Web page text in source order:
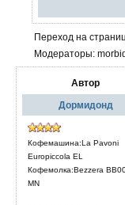
Переход на
Модераторы:
Автор
Дормидонд
Кофемашина:La Pavoni
Europiccola EL
Кофемолка:Bezzera
МN